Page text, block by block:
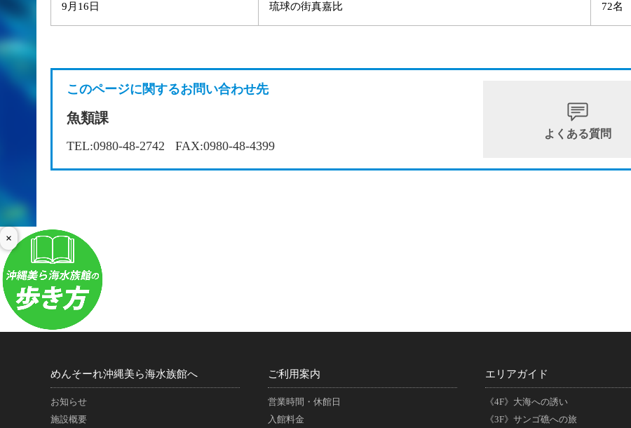
9月16日 琉球の街真嘉比 72名
このページに関するお問い合わせ先
魚類課
TEL:0980-48-2742 FAX:0980-48-4399
よくある質問
×
めんそーれ沖縄美ら海水族館へ
お知らせ
施設概要
ご利用案内
営業時間・休館日
入館料金
エリアガイド
《4F》大海への誘い
《3F》サンゴ礁への旅